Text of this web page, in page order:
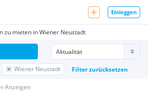
Einloggen
zu mieten in Wiener Neustadt
Wiener Neustadt Filter zurücksetzen
Anzeigen